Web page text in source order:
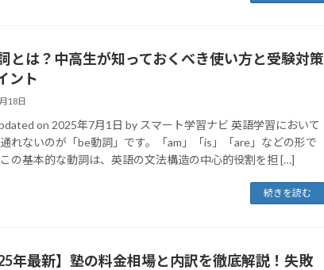
とは？中高生が知っておくべき使い方と受験対策
ント
18日
on 2025年7月1日 by スマート学習ナビ 英語学習において
れないのが「be動詞」です。「am」「is」「are」などの形で
の基本的な動詞は、英語の文法構造の中心的役割を担 […]
続きを読む
年最新】塾の料金相場と内訳を徹底解説！失敗